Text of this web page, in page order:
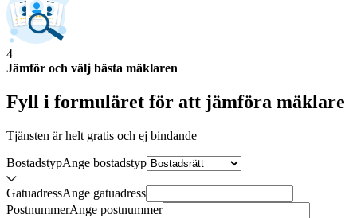
4
Jämför och välj bästa mäklaren
Fyll i formuläret för att jämföra mäklare
Tjänsten är helt gratis och ej bindande
BostadstypAnge bostadstyp
GatuadressAnge gatuadress
PostnummerAnge postnummer